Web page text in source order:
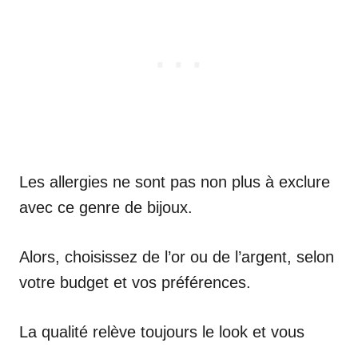
Les allergies ne sont pas non plus à exclure
avec ce genre de bijoux.
Alors, choisissez de l’or ou de l’argent, selon
votre budget et vos préférences.
La qualité relève toujours le look et vous